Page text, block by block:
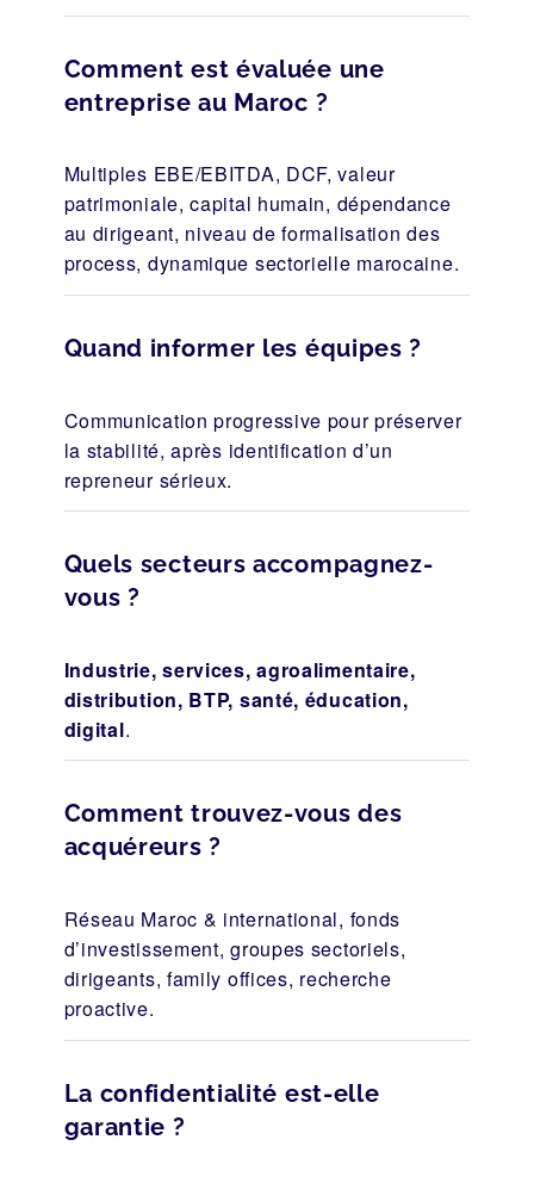
Comment est évaluée une
entreprise au Maroc ?
Multiples EBE/EBITDA, DCF, valeur
patrimoniale, capital humain, dépendance
au dirigeant, niveau de formalisation des
process, dynamique sectorielle marocaine.
Quand informer les équipes ?
Communication progressive pour préserver
la stabilité, après identification d’un
repreneur sérieux.
Quels secteurs accompagnez-
vous ?
Industrie, services, agroalimentaire,
distribution, BTP, santé, éducation,
digital.
Comment trouvez-vous des
acquéreurs ?
Réseau Maroc & international, fonds
d’investissement, groupes sectoriels,
dirigeants, family offices, recherche
proactive.
La confidentialité est-elle
garantie ?